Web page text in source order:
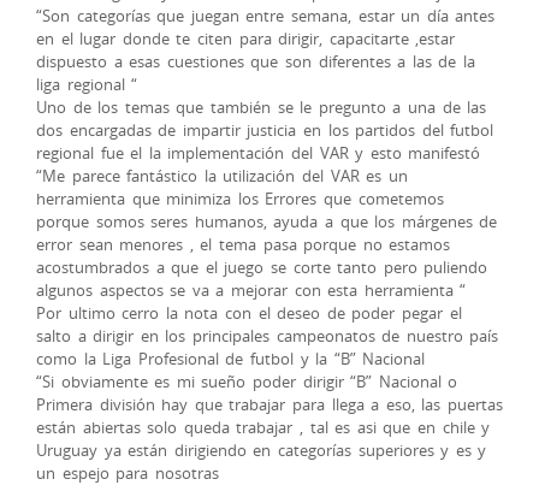
“Son categorías que juegan entre semana, estar un día antes
en el lugar donde te citen para dirigir, capacitarte ,estar
dispuesto a esas cuestiones que son diferentes a las de la
liga regional “
Uno de los temas que también se le pregunto a una de las
dos encargadas de impartir justicia en los partidos del futbol
regional fue el la implementación del VAR y esto manifestó
“Me parece fantástico la utilización del VAR es un
herramienta que minimiza los Errores que cometemos
porque somos seres humanos, ayuda a que los márgenes de
error sean menores , el tema pasa porque no estamos
acostumbrados a que el juego se corte tanto pero puliendo
algunos aspectos se va a mejorar con esta herramienta “
Por ultimo cerro la nota con el deseo de poder pegar el
salto a dirigir en los principales campeonatos de nuestro país
como la Liga Profesional de futbol y la “B” Nacional
“Si obviamente es mi sueño poder dirigir “B” Nacional o
Primera división hay que trabajar para llega a eso, las puertas
están abiertas solo queda trabajar , tal es asi que en chile y
Uruguay ya están dirigiendo en categorías superiores y es y
un espejo para nosotras